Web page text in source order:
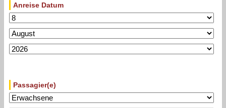
Anreise Datum
Passagier(e)